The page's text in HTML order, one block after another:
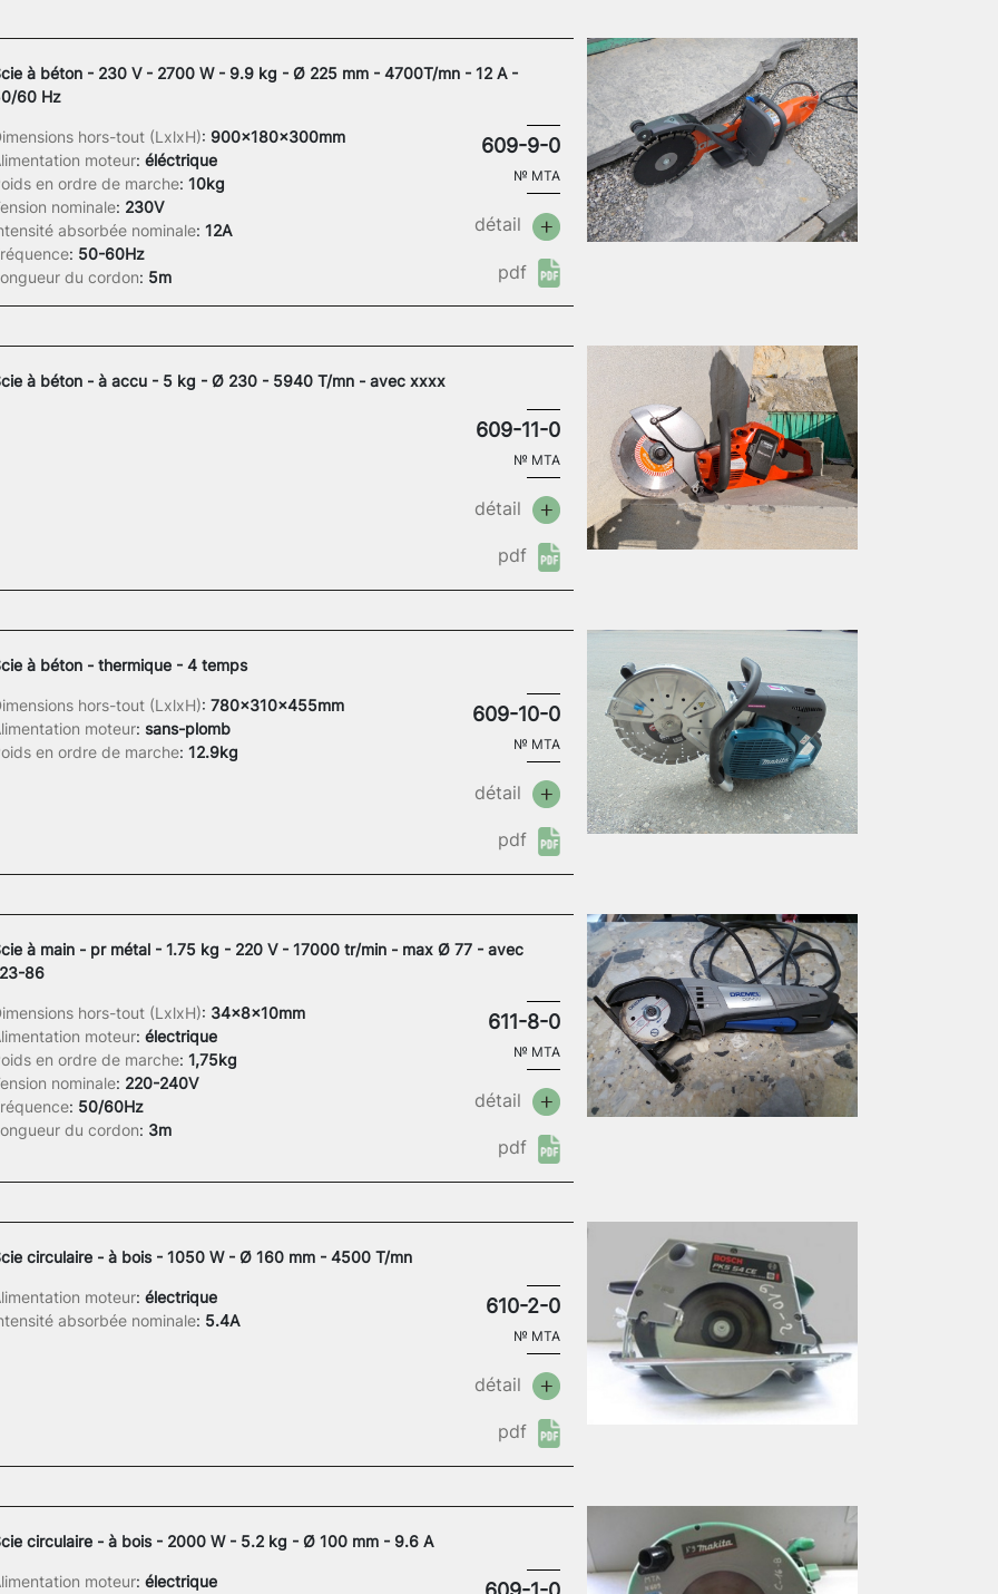
à béton - 230 V - 2700 W - 9.9 kg - Ø 225 mm - 4700T/mn - 12 A -
60 Hz
hors-tout (LxlxH): 900x180x300mm
moteur: éléctrique
en ordre de marche: 10kg
nominale: 230V
absorbée nominale: 12A
: 50-60Hz
du cordon: 5m
609-9-0
№ MTA
détail
pdf
à béton - à accu - 5 kg - Ø 230 - 5940 T/mn - avec xxxx
609-11-0
№ MTA
détail
pdf
à béton - thermique - 4 temps
hors-tout (LxlxH): 780x310x455mm
moteur: sans-plomb
en ordre de marche: 12.9kg
609-10-0
№ MTA
détail
pdf
à main - pr métal - 1.75 kg - 220 V - 17000 tr/min - max Ø 77 - avec
86
hors-tout (LxlxH): 34x8x10mm
moteur: électrique
en ordre de marche: 1,75kg
nominale: 220-240V
: 50/60Hz
du cordon: 3m
611-8-0
№ MTA
détail
pdf
circulaire - à bois - 1050 W - Ø 160 mm - 4500 T/mn
moteur: électrique
absorbée nominale: 5.4A
610-2-0
№ MTA
détail
pdf
circulaire - à bois - 2000 W - 5.2 kg - Ø 100 mm - 9.6 A
moteur: électrique